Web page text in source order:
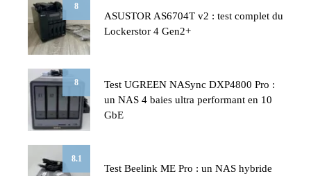
8
ASUSTOR AS6704T v2 : test complet du
Lockerstor 4 Gen2+
8
Test UGREEN NASync DXP4800 Pro :
un NAS 4 baies ultra performant en 10
GbE
8.1
Test Beelink ME Pro : un NAS hybride